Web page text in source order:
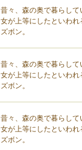
昔々、森の奥で暮らして
女が上等にしたといわれ
ズボン。
昔々、森の奥で暮らして
女が上等にしたといわれ
ズボン。
昔々、森の奥で暮らして
女が上等にしたといわれ
ズボン。